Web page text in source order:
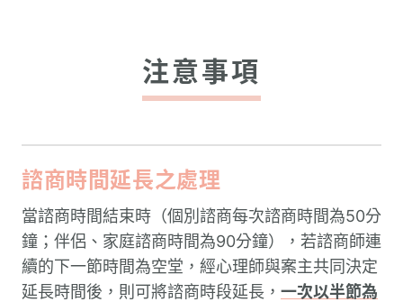
注意事項
諮商時間延長之處理
當諮商時間結束時（個別諮商每次諮商時間為50分
鐘；伴侶、家庭諮商時間為90分鐘），若諮商師連
續的下一節時間為空堂，經心理師與案主共同決定
延長時間後，則可將諮商時段延長， 一次以半節為